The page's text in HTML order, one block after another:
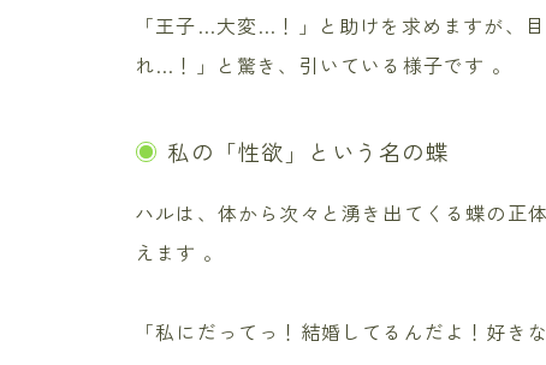
「王子…大変…！」と助けを求めますが、
れ…！」と驚き、引いている様子です 。
私の「性欲」という名の蝶
ハルは、体から次々と湧き出てくる蝶の正
えます 。
「私にだってっ！結婚してるんだよ！好き